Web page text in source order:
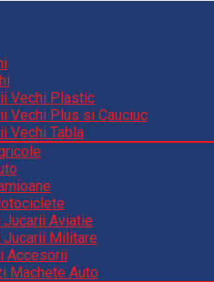
Vechi Plastic
Vechi Plus si Cauciuc
Vechi Tabla
Aviatie
Militare
Accesorii
Machete Auto